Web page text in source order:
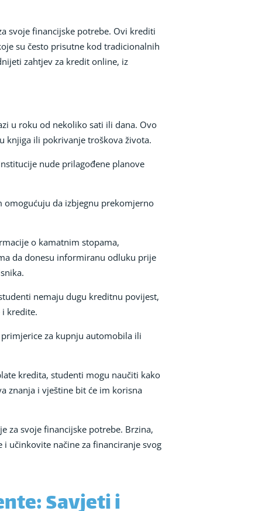
svoje financijske potrebe. Ovi krediti
su često prisutne kod tradicionalnih
zahtjev za kredit online, iz
u roku od nekoliko sati ili dana. Ovo
knjiga ili pokrivanje troškova života.
nude prilagođene planove
omogućuju da izbjegnu prekomjerno
o kamatnim stopama,
da donesu informiranu odluku prije
nemaju dugu kreditnu povijest,
kredite.
za kupnju automobila ili
kredita, studenti mogu naučiti kako
znanja i vještine bit će im korisna
za svoje financijske potrebe. Brzina,
učinkovite načine za financiranje svog